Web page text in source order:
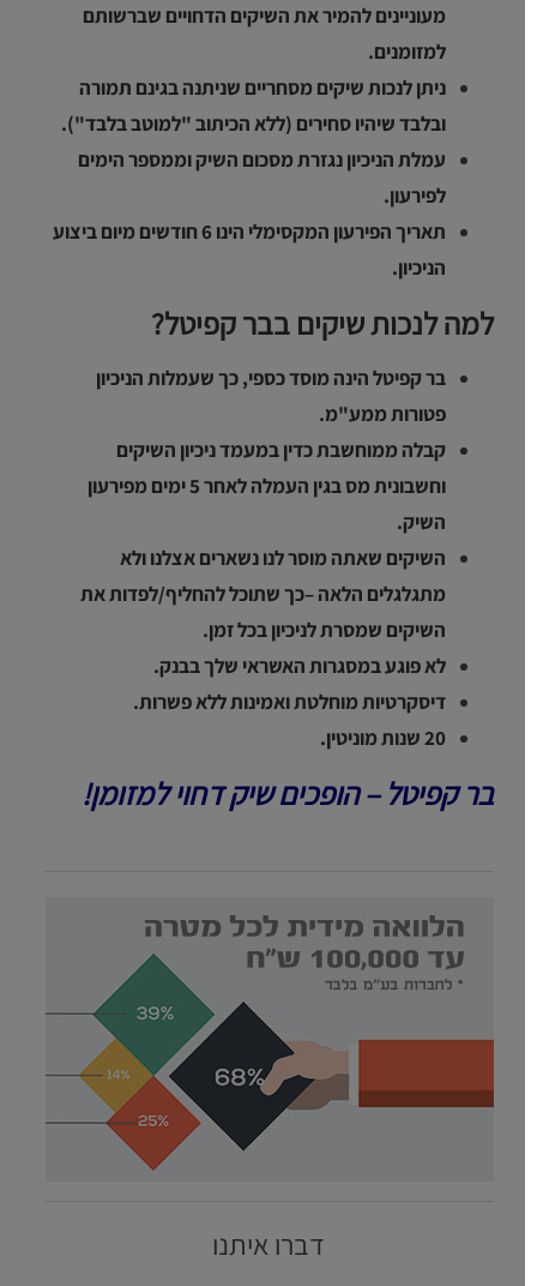
מעוניינים להמיר את השיקים הדחויים שברשותם
למזומנים.
ניתן לנכות שיקים מסחריים שניתנה בגינם תמורה
ובלבד שיהיו סחירים (ללא הכיתוב "למוטב בלבד").
עמלת הניכיון נגזרת מסכום השיק וממספר הימים
לפירעון.
תאריך הפירעון המקסימלי הינו 6 חודשים מיום ביצוע
הניכיון.
למה לנכות שיקים בבר קפיטל?
בר קפיטל הינה מוסד כספי, כך שעמלות הניכיון
פטורות ממע"מ.
קבלה ממוחשבת כדין במעמד ניכיון השיקים
וחשבונית מס בגין העמלה לאחר 5 ימים מפירעון
השיק.
השיקים שאתה מוסר לנו נשארים אצלנו ולא
מתגלגלים הלאה –כך שתוכל להחליף/לפדות את
השיקים שמסרת לניכיון בכל זמן.
לא פוגע במסגרות האשראי שלך בבנק.
דיסקרטיות מוחלטת ואמינות ללא פשרות.
20 שנות מוניטין.
בר קפיטל – הופכים שיק דחוי למזומן!
דברו איתנו